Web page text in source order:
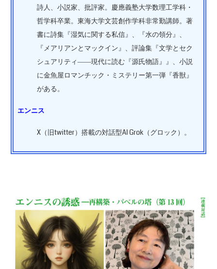
詩人、小説家、批評家。慶應義塾大学数理工学科・
哲学科卒業。東海大学文芸創作学科非常勤講師。著
書に詩集『湿気に関する私信』、『水の領分』、
『メアリアンとマックイン』、評論集『文学とセク
シュアリティ――現代に読む『源氏物語』』、小説
に金魚屋ロマンチック・ミステリー第一弾『香獣』
がある。
エンニス
X（旧twitter）搭載の対話型AI Grok（グロック）。